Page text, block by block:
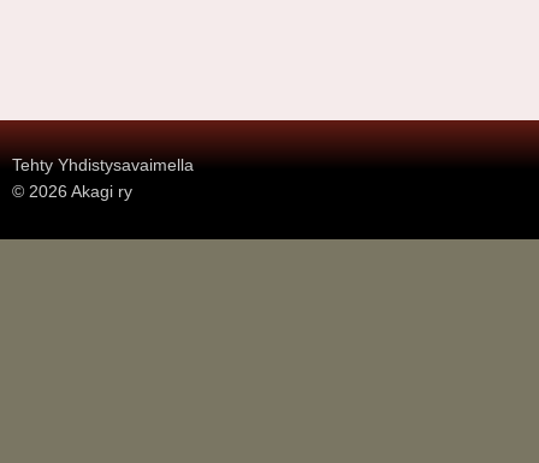
Tehty Yhdistysavaimella
© 2026 Akagi ry